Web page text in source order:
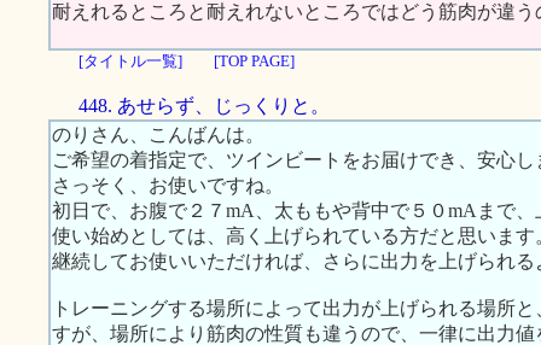
耐えれるところと耐えれないところではどう筋肉が違う
[タイトル一覧] [TOP PAGE]
448. あせらず、じっくりと。
のりさん、こんばんは。
ご希望の着指定で、ツインビートをお届けでき、安心し
さっそく、お使いですね。
初日で、お腹で２７mA、太ももや背中で５０mAまで
使い始めとしては、高く上げられている方だと思います
継続してお使いいただければ、さらに出力を上げられ
トレーニングする場所によって出力が上げられる場所
すが、場所により筋肉の性質も違うので、一律に出力